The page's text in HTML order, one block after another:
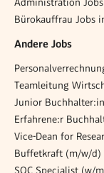
Administration
Bürokauffrau Jobs
Andere Jobs
Teamleitung
Junior
Erfahrene:r
Vice-Dean for
Buffetkraft (m/w/d)
SOC Specialist (w/